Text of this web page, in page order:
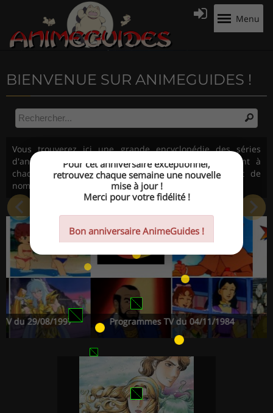
Menu
25 ans
d'AnimeGuides !
retrouvez chaque semaine une nouvelle
mise à jour !
Merci pour votre fidélité !
Bon anniversaire AnimeGuides !
BIENVENUE SUR ANIMEGUIDES !
Vous trouverez ici une grande encyclopédie des séries
d'animation, avec1148 Guides de sériescomprenant à
chaque fois les titres des épisodes, des images et de
nombreuses infos !
08/1997 Programmes TV du 04/11/1984
Panneau de gestion des cookies